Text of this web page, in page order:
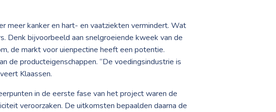
meer kanker en hart- en vaatziekten vermindert. Wat
Denk bijvoorbeeld aan snelgroeiende kweek van de
de markt voor uienpectine heeft een potentie.
de producteigenschappen. “De voedingsindustrie is
Klaassen.
in de eerste fase van het project waren de
veroorzaken. De uitkomsten bepaalden daarna de